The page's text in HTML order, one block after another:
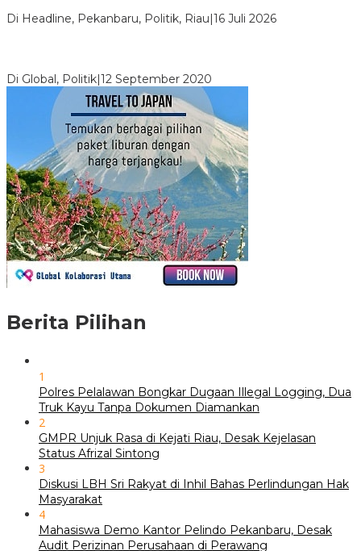
Di Headline, Pekanbaru, Politik, Riau|16 Juli 2026
Di Global, Politik|12 September 2020
Berita Pilihan
1
Polres Pelalawan Bongkar Dugaan Illegal Logging, Dua
Truk Kayu Tanpa Dokumen Diamankan
2
GMPR Unjuk Rasa di Kejati Riau, Desak Kejelasan
Status Afrizal Sintong
3
Diskusi LBH Sri Rakyat di Inhil Bahas Perlindungan Hak
Masyarakat
4
Mahasiswa Demo Kantor Pelindo Pekanbaru, Desak
Audit Perizinan Perusahaan di Perawang